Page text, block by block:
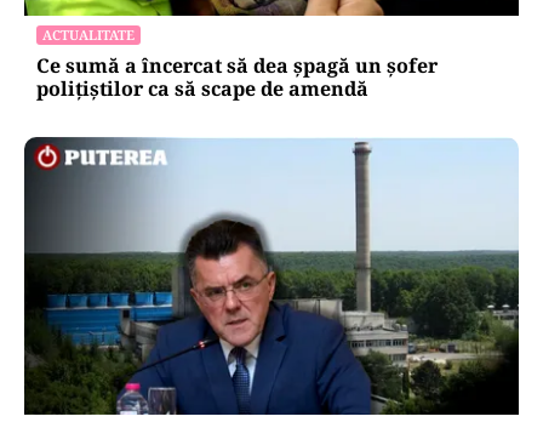
ACTUALITATE
Ce sumă a încercat să dea șpagă un șofer
polițiștilor ca să scape de amendă